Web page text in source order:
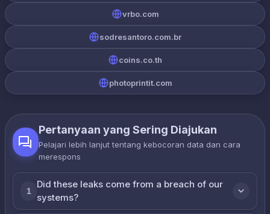
vrbo.com
sodresantoro.com.br
coins.co.th
photoprintit.com
Pertanyaan yang Sering Diajukan
Pelajari lebih lanjut tentang kebocoran data dan cara
merespons
1
Did these leaks come from a breach of our
systems?